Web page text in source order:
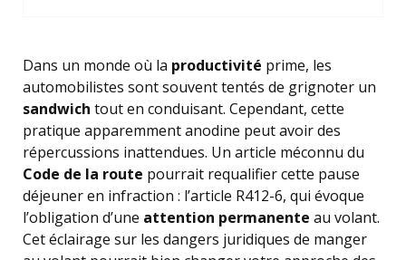
Dans un monde où la productivité prime, les
automobilistes sont souvent tentés de grignoter un
sandwich tout en conduisant. Cependant, cette
pratique apparemment anodine peut avoir des
répercussions inattendues. Un article méconnu du
Code de la route pourrait requalifier cette pause
déjeuner en infraction : l’article R412-6, qui évoque
l’obligation d’une attention permanente au volant.
Cet éclairage sur les dangers juridiques de manger